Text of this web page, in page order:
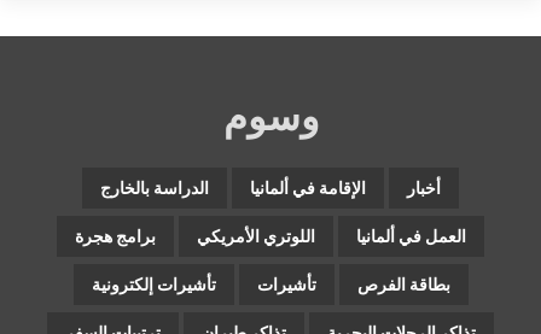
وسوم
أخبار الإقامة في ألمانيا الدراسة بالخارج
العمل في ألمانيا اللوتري الأمريكي برامج هجرة
بطاقة الفرص تأشيرات تأشيرات إلكترونية